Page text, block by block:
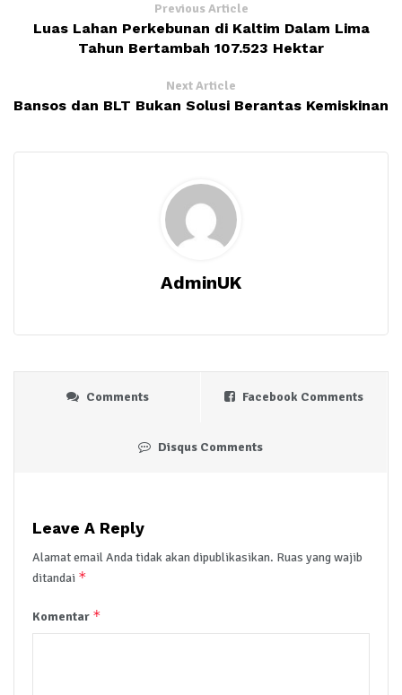
Previous Article
Luas Lahan Perkebunan di Kaltim Dalam Lima
Tahun Bertambah 107.523 Hektar
Next Article
Bansos dan BLT Bukan Solusi Berantas Kemiskinan
AdminUK
Comments Facebook Comments
Disqus Comments
Leave A Reply
Alamat email Anda tidak akan dipublikasikan. Ruas yang wajib
ditandai *
Komentar *